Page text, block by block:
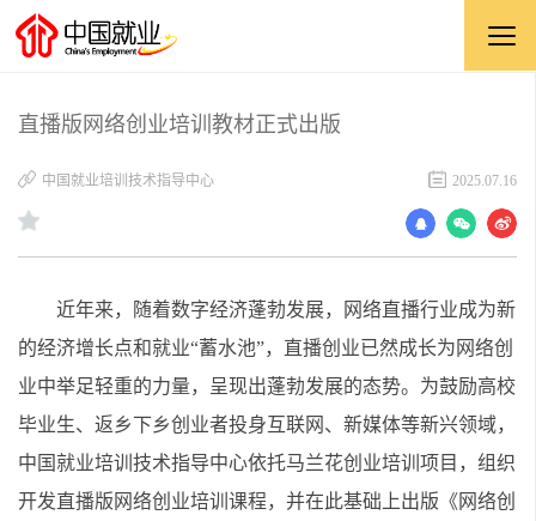
直播版网络创业培训教材正式出版
​中国就业培训技术指导中心 2025.07.16
近年来，随着数字经济蓬勃发展，网络直播行业成为新
的经济增长点和就业“蓄水池”，直播创业已然成长为网络创
业中举足轻重的力量，呈现出蓬勃发展的态势。为鼓励高校
毕业生、返乡下乡创业者投身互联网、新媒体等新兴领域，
中国就业培训技术指导中心依托马兰花创业培训项目，组织
开发直播版网络创业培训课程，并在此基础上出版《网络创